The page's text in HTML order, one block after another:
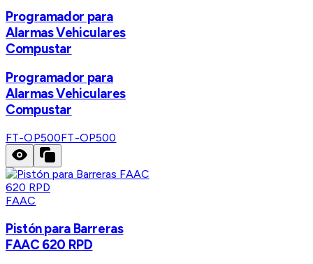
Programador para
Alarmas Vehiculares
Compustar
Programador para
Alarmas Vehiculares
Compustar
FT-OP500FT-OP500
FAAC
Pistón para Barreras
FAAC 620 RPD